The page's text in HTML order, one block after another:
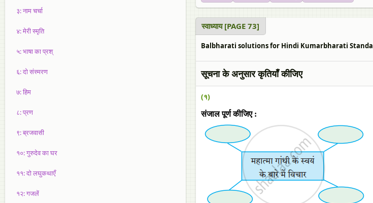
३: नाम चर्चा
४: मेरी स्मृति
५: भाषा का प्रश्
६: दो संस्‍मरण
७: हिम
८: प्रण
९: ब्रजवासी
१०: गुरुदेव का घर
११: दो लघुकथाएँ
१२: गजलें
स्‍वाध्याय [PAGE 73]
Balbharati solutions for Hindi Kumarbharati Standard
सूचना के अनुसार कृतियाँ कीजिए
(१)
संजाल पूर्ण कीजिए :